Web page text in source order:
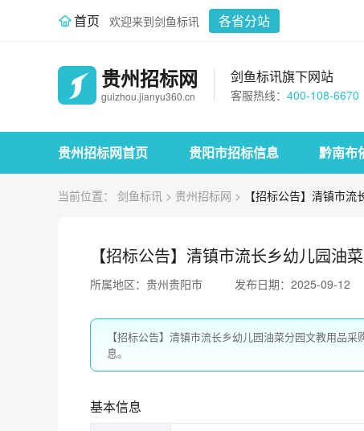
首页 欢迎来到剑鱼标讯 各省分站
贵州招标网
guizhou.jianyu360.cn
剑鱼标讯旗下网站
客服热线： 400-108-6670
贵州招标网首页 贵阳市招标信息 黔南布
当前位置： 剑鱼标讯 > 贵州招标网 > 【招标公告】清镇市
【招标公告】清镇市流长乡幼儿园油
所属地区：贵州贵阳市 发布日期：2025-09-12
【招标公告】清镇市流长乡幼儿园油菜分园文教用品
息。
基本信息